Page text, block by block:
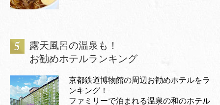
露天風呂の温泉も！
お勧めホテルランキング
京都鉄道博物館の周辺お勧めホテルをラ
ンキング！
ファミリーで泊まれる温泉の和のホテル